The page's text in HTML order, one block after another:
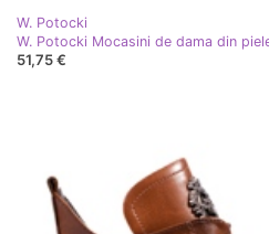
W. Potocki
51,75 €